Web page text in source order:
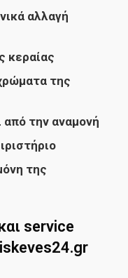
αλλαγή
κεραίας
της
από την αναμονή
της
service